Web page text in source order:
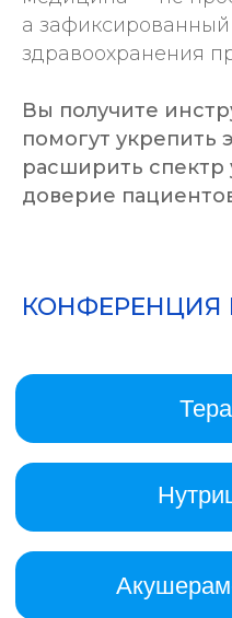
а зафиксированный
здравоохранения
Вы получите
помогут укрепить
расширить спектр
доверие
КОНФЕРЕНЦИЯ
Психиатрам,
психологам
Владельцам и
Специалистам